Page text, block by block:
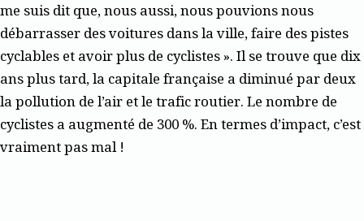
me suis dit que, nous aussi, nous pouvions nous
débarrasser des voitures dans la ville, faire des pistes
cyclables et avoir plus de cyclistes ». Il se trouve que dix
ans plus tard, la capitale française a diminué par deux
la pollution de l’air et le trafic routier. Le nombre de
cyclistes a augmenté de 300 %. En termes d’impact, c’est
vraiment pas mal !